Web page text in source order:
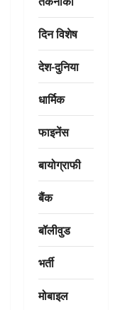
दिन विशेष
देश-दुनिया
धार्मिक
फाइनेंस
बायोग्राफी
बैंक
बॉलीवुड
भर्ती
मोबाइल